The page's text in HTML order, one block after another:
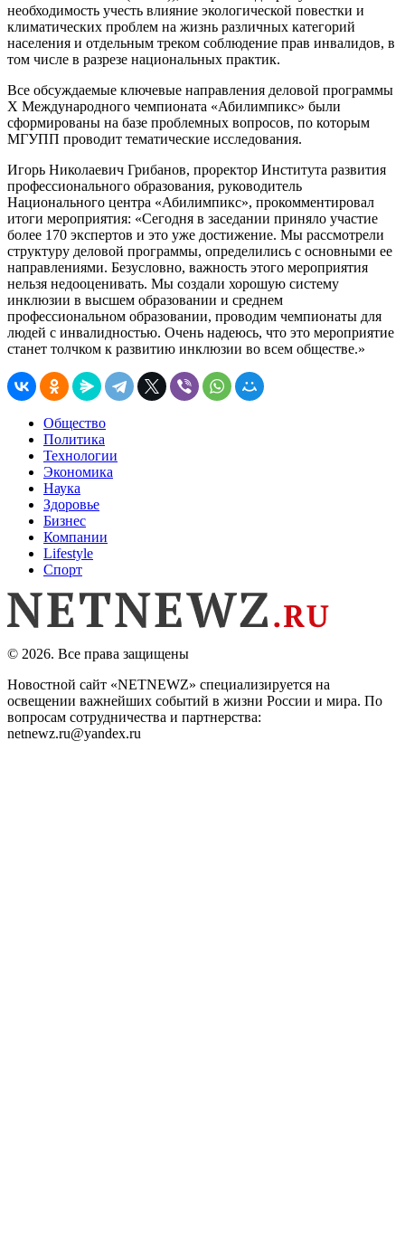
необходимость учесть влияние экологической повестки и
климатических проблем на жизнь различных категорий
населения и отдельным треком соблюдение прав инвалидов, в
том числе в разрезе национальных практик.
Все обсуждаемые ключевые направления деловой программы
Х Международного чемпионата «Абилимпикс» были
сформированы на базе проблемных вопросов, по которым
МГУПП проводит тематические исследования.
Игорь Николаевич Грибанов, проректор Института развития
профессионального образования, руководитель
Национального центра «Абилимпикс», прокомментировал
итоги мероприятия: «Сегодня в заседании приняло участие
более 170 экспертов и это уже достижение. Мы рассмотрели
структуру деловой программы, определились с основными ее
направлениями. Безусловно, важность этого мероприятия
нельзя недооценивать. Мы создали хорошую систему
инклюзии в высшем образовании и среднем
профессиональном образовании, проводим чемпионаты для
людей с инвалидностью. Очень надеюсь, что это мероприятие
станет толчком к развитию инклюзии во всем обществе.»
Общество
Политика
Технологии
Экономика
Наука
Здоровье
Бизнес
Компании
Lifestyle
Спорт
© 2026. Все права защищены
Новостной сайт «NETNEWZ» специализируется на
освещении важнейших событий в жизни России и мира. По
вопросам сотрудничества и партнерства:
netnewz.ru@yandex.ru